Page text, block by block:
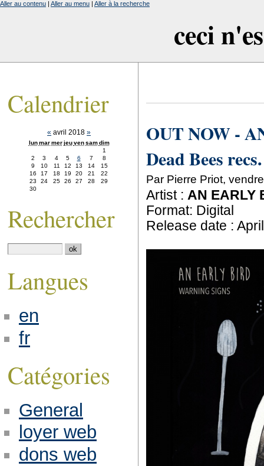
ceci
Aller au contenu | Aller au menu | Aller à la recherche
OUT NOW -
Dead Bees
Par Pierre Priot,
Artist : AN EARLY
Format: Digital
Release date :
Calendrier
« avril 2018»
lun mar mer jeu ven sam dim
1
2
3 4 5 6 7
8
9
10 11 12 13 14
15
16
17 18 19 20 21
22
23
24 25 26 27 28
29
30
Rechercher
Langues
en
fr
Catégories
General
loyer web
dons web